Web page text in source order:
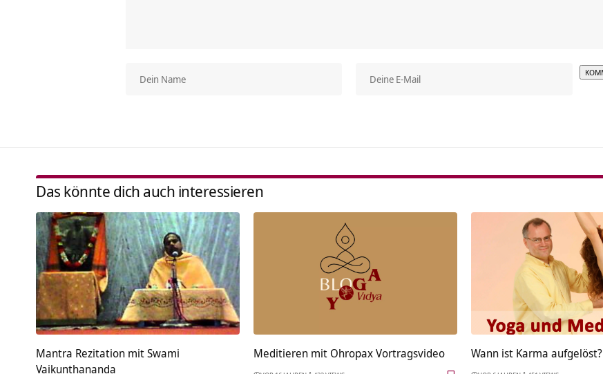
Das könnte dich auch interessieren
Mantra Rezitation mit Swami
Vaikunthananda
Meditieren mit Ohropax Vortragsvideo Wann ist Karma aufgelöst?